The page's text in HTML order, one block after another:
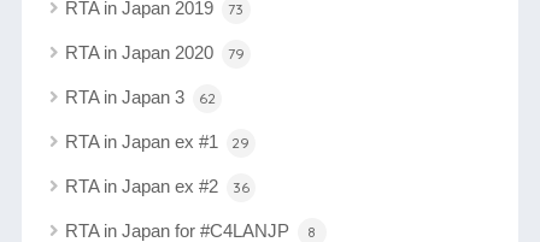
RTA in Japan 2019 73
RTA in Japan 2020 79
RTA in Japan 3 62
RTA in Japan ex #1 29
RTA in Japan ex #2 36
RTA in Japan for #C4LANJP 8